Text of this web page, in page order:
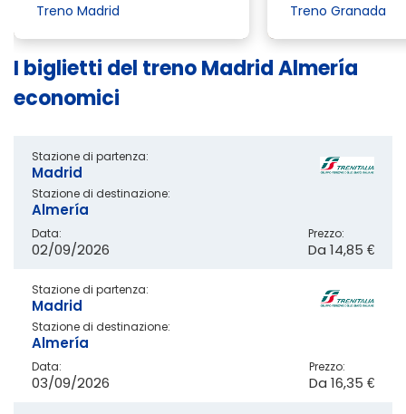
Treno Madrid Treno Granada
I biglietti del treno Madrid Almería
economici
Stazione di partenza:
Madrid
Stazione di destinazione:
Almería
Data:
02/09/2026
Prezzo:
Da 14,85 €
Stazione di partenza:
Madrid
Stazione di destinazione:
Almería
Data:
03/09/2026
Prezzo:
Da 16,35 €